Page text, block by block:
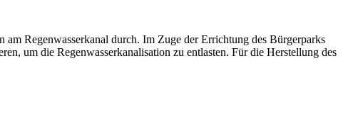
Regenwasserkanal durch. Im Zuge der Errichtung des Bürgerparks
um die Regenwasserkanalisation zu entlasten. Für die Herstellung des